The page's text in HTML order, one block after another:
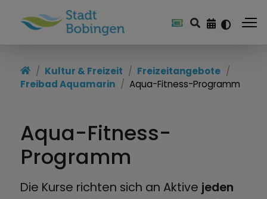
Freibad Aquamarin
Sport- und Freizeitanlagen
Kinderspielplätze
Kultur & Freizeit
Freizeitangebote
Freibad Aquamarin
Aqua-Fitness-Programm
Aqua-Fitness-
Programm
Die Kurse richten sich an Aktive jeden